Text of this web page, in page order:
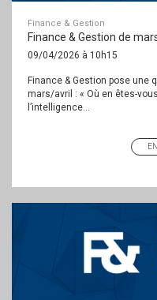
Finance & Gestion
Finance & Gestion de
09/04/2026 à 10h15
Finance & Gestion pose
mars/avril : « Où en êtes-
l’intelligence...